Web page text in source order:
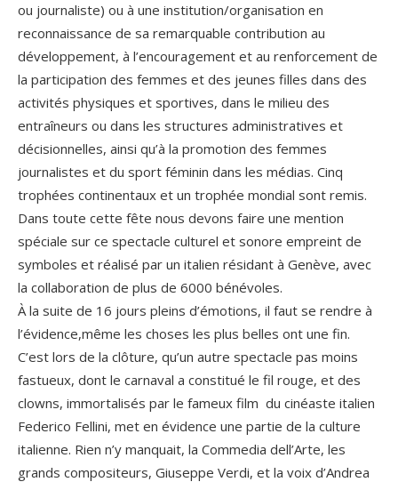
ou journaliste) ou à une institution/organisation en
reconnaissance de sa remarquable contribution au
développement, à l’encouragement et au renforcement de
la participation des femmes et des jeunes filles dans des
activités physiques et sportives, dans le milieu des
entraîneurs ou dans les structures administratives et
décisionnelles, ainsi qu’à la promotion des femmes
journalistes et du sport féminin dans les médias. Cinq
trophées continentaux et un trophée mondial sont remis.
Dans toute cette fête nous devons faire une mention
spéciale sur ce spectacle culturel et sonore empreint de
symboles et réalisé par un italien résidant à Genève, avec
la collaboration de plus de 6000 bénévoles.
À la suite de 16 jours pleins d’émotions, il faut se rendre à
l’évidence,même les choses les plus belles ont une fin.
C’est lors de la clôture, qu’un autre spectacle pas moins
fastueux, dont le carnaval a constitué le fil rouge, et des
clowns, immortalisés par le fameux film du cinéaste italien
Federico Fellini, met en évidence une partie de la culture
italienne. Rien n’y manquait, la Commedia dell’Arte, les
grands compositeurs, Giuseppe Verdi, et la voix d’Andrea